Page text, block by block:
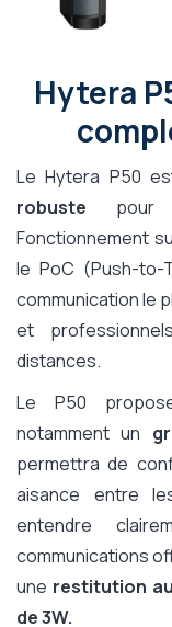
Hytera
Le Hytera P50
robuste
Fonctionnement
le PoC (Push-to-
communication le
et
distances.
Le P50
notamment un
permettra de
aisance entre
entendre
communications
une restitution
de 3W.